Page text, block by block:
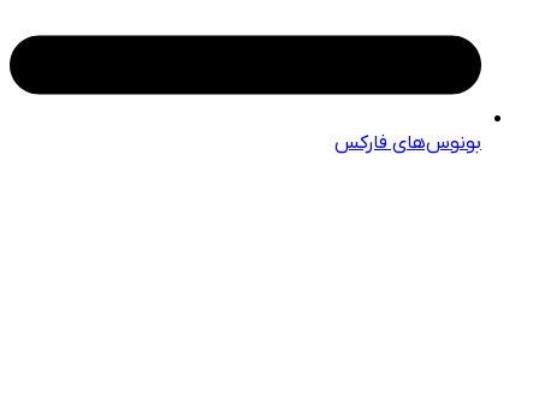
بونوس‌های فارکس